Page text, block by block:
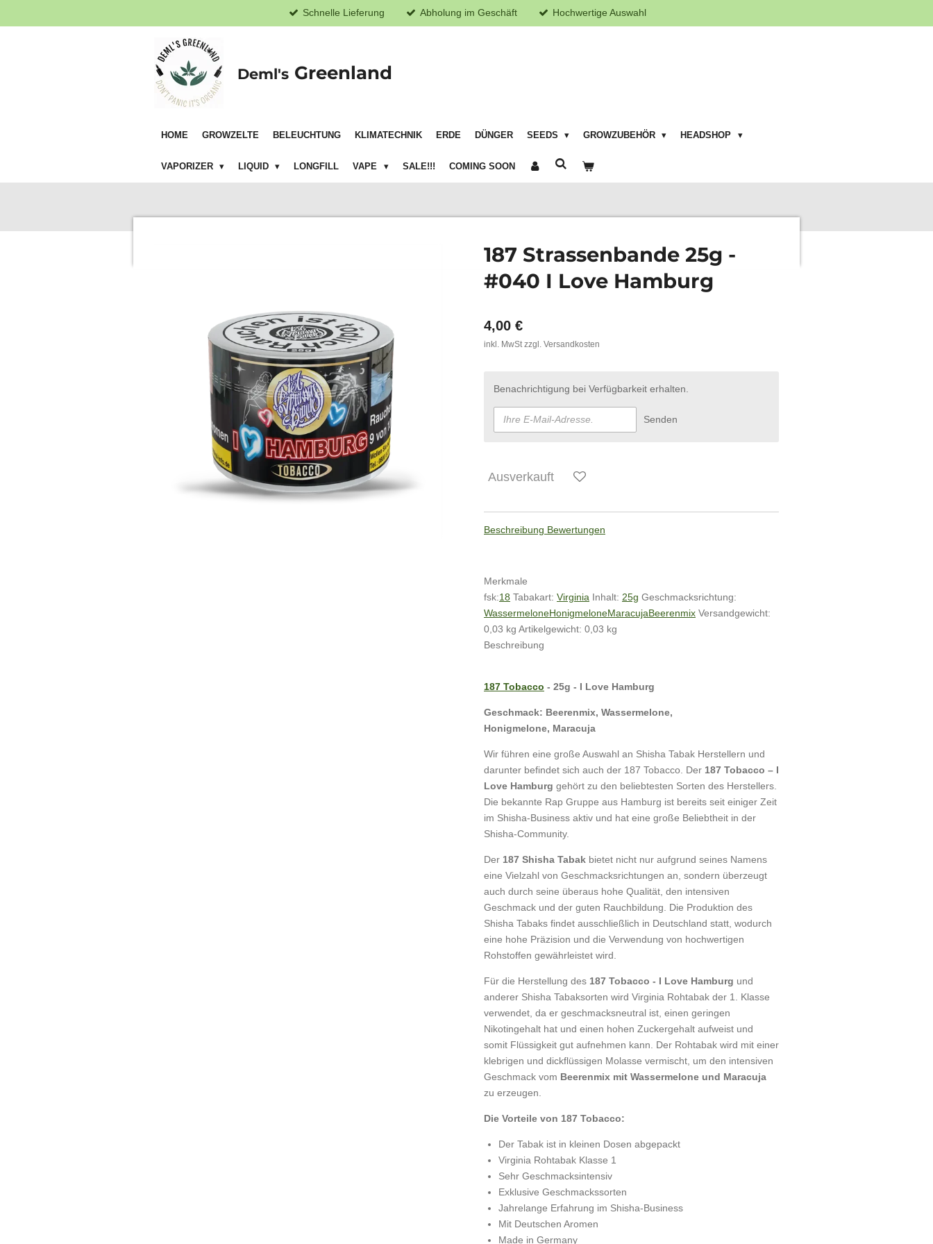
Hauptinhalt
Schnelle Lieferung Abholung im Geschäft Hochwertige Auswahl
Deml's Greenland
HOME GROWZELTE BELEUCHTUNG KLIMATECHNIK ERDE DÜNGER SEEDS GROWZUBEHÖR HEADSHOP
VAPORIZER LIQUID LONGFILL VAPE SALE!!! COMING SOON
187 Strassenbande 25g -
#040 I Love Hamburg
4,00 €
inkl. MwSt zzgl. Versandkosten
Benachrichtigung bei Verfügbarkeit erhalten.
Senden
Ausverkauft
Beschreibung Bewertungen
Merkmale
fsk:18 Tabakart: Virginia Inhalt: 25g Geschmacksrichtung:
WassermeloneHonigmeloneMaracujaBeerenmix Versandgewicht:
0,03 kg Artikelgewicht: 0,03 kg
Beschreibung
187 Tobacco - 25g - I Love Hamburg
Geschmack: Beerenmix, Wassermelone,
Honigmelone, Maracuja
Wir führen eine große Auswahl an Shisha Tabak Herstellern und
darunter befindet sich auch der 187 Tobacco. Der 187 Tobacco – I
Love Hamburg gehört zu den beliebtesten Sorten des Herstellers.
Die bekannte Rap Gruppe aus Hamburg ist bereits seit einiger Zeit
im Shisha-Business aktiv und hat eine große Beliebtheit in der
Shisha-Community.
Der 187 Shisha Tabak bietet nicht nur aufgrund seines Namens
eine Vielzahl von Geschmacksrichtungen an, sondern überzeugt
auch durch seine überaus hohe Qualität, den intensiven
Geschmack und der guten Rauchbildung. Die Produktion des
Shisha Tabaks findet ausschließlich in Deutschland statt, wodurch
eine hohe Präzision und die Verwendung von hochwertigen
Rohstoffen gewährleistet wird.
Für die Herstellung des 187 Tobacco - I Love Hamburg und
anderer Shisha Tabaksorten wird Virginia Rohtabak der 1. Klasse
verwendet, da er geschmacksneutral ist, einen geringen
Nikotingehalt hat und einen hohen Zuckergehalt aufweist und
somit Flüssigkeit gut aufnehmen kann. Der Rohtabak wird mit einer
klebrigen und dickflüssigen Molasse vermischt, um den intensiven
Geschmack vom Beerenmix mit Wassermelone und Maracuja
zu erzeugen.
Die Vorteile von 187 Tobacco:
Der Tabak ist in kleinen Dosen abgepackt
Virginia Rohtabak Klasse 1
Sehr Geschmacksintensiv
Exklusive Geschmackssorten
Jahrelange Erfahrung im Shisha-Business
Mit Deutschen Aromen
Made in Germany